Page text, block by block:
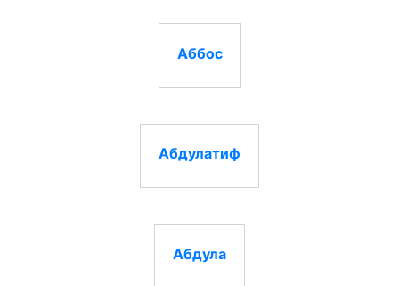
Аббос
Абдулатиф
Абдула